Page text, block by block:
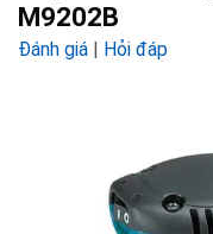
M9202B
Đánh giá | Hỏi đáp